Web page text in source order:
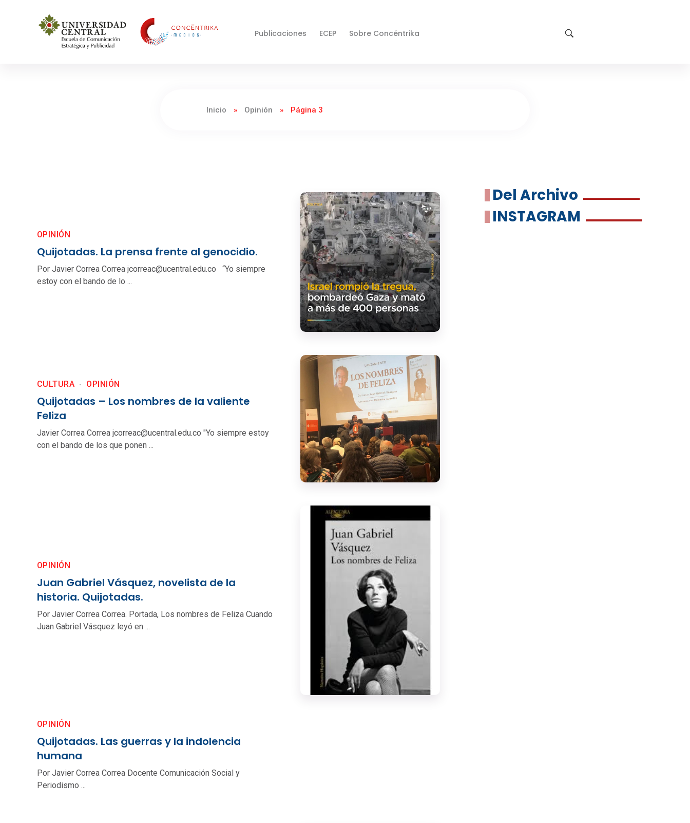
Publicaciones ECEP Sobre Concéntrika
Inicio » Opinión » Página 3
Quijotadas. La prensa frente al genocidio.
OPINIÓN
Por Javier Correa Correa jcorreac@ucentral.edu.co “Yo siempre
estoy con el bando de lo ...
Quijotadas – Los nombres de la valiente
Feliza
CULTURA OPINIÓN
Javier Correa Correa jcorreac@ucentral.edu.co "Yo siempre estoy
con el bando de los que ponen ...
Juan Gabriel Vásquez, novelista de la
historia. Quijotadas.
OPINIÓN
Por Javier Correa Correa. Portada, Los nombres de Feliza Cuando
Juan Gabriel Vásquez leyó en ...
Quijotadas. Las guerras y la indolencia
humana
OPINIÓN
Por Javier Correa Correa Docente Comunicación Social y
Periodismo ...
Del Archivo
INSTAGRAM